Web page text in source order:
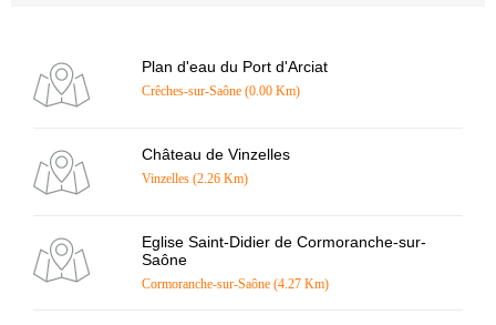
Plan d'eau du Port d'Arciat
Crêches-sur-Saône (0.00 Km)
Château de Vinzelles
Vinzelles (2.26 Km)
Eglise Saint-Didier de Cormoranche-sur-
Saône
Cormoranche-sur-Saône (4.27 Km)